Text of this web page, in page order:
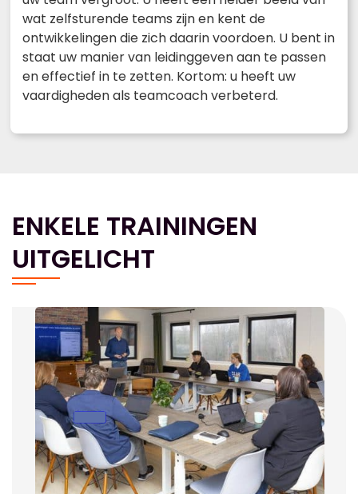
wat zelfsturende teams zijn en kent de
ontwikkelingen die zich daarin voordoen. U bent in
staat uw manier van leidinggeven aan te passen
en effectief in te zetten. Kortom: u heeft uw
vaardigheden als teamcoach verbeterd.
ENKELE TRAININGEN
UITGELICHT